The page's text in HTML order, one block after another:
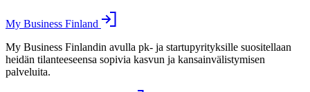
My Business Finland
My Business Finlandin avulla pk- ja startupyrityksille suositellaan
heidän tilanteeseensa sopivia kasvun ja kansainvälistymisen
palveluita.